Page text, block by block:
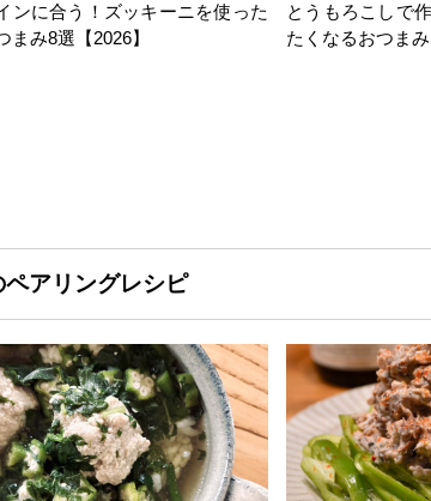
ンに合う！ズッキーニを使った
まみ8選【2026】
とうもろこしで
たくなるおつまみ
ペアリングレシピ